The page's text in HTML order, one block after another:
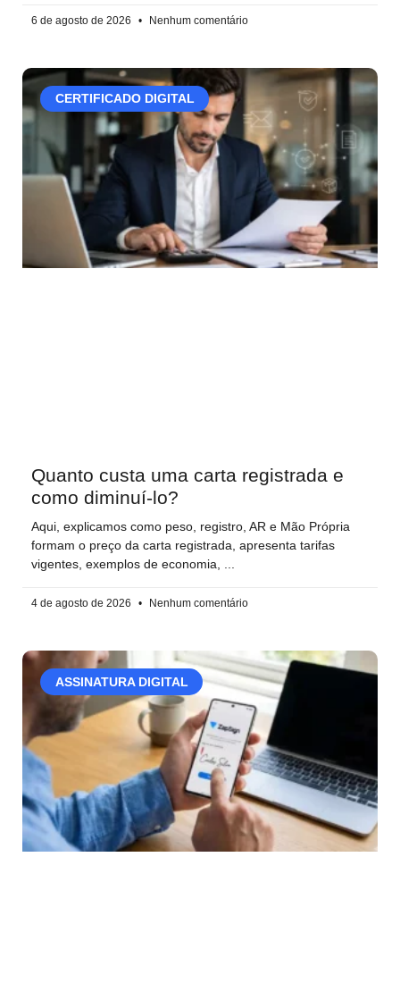
6 de agosto de 2026 Nenhum comentário
CERTIFICADO DIGITAL
Quanto custa uma carta registrada e
como diminuí-lo?
Aqui, explicamos como peso, registro, AR e Mão Própria
formam o preço da carta registrada, apresenta tarifas
vigentes, exemplos de economia,
4 de agosto de 2026 Nenhum comentário
ASSINATURA DIGITAL